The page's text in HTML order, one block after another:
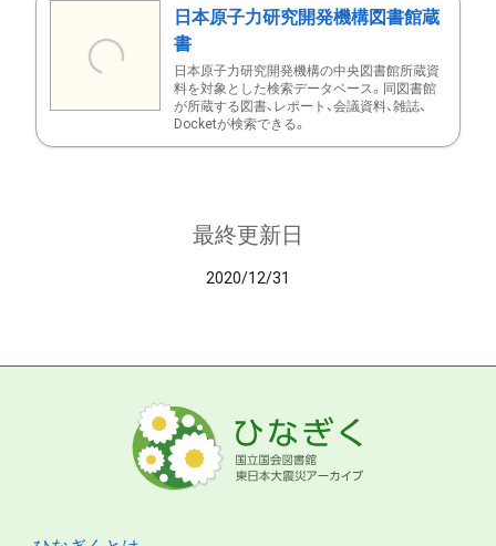
日本原子力研究開発機構図書館蔵
書
日本原子力研究開発機構の中央図書館所蔵資
料を対象とした検索データベース。同図書館
が所蔵する図書、レポート、会議資料、雑誌、
Docketが検索できる。
最終更新日
2020/12/31